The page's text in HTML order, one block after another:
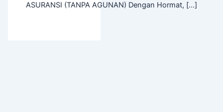
ASURANSI (TANPA AGUNAN) Dengan Hormat, […]